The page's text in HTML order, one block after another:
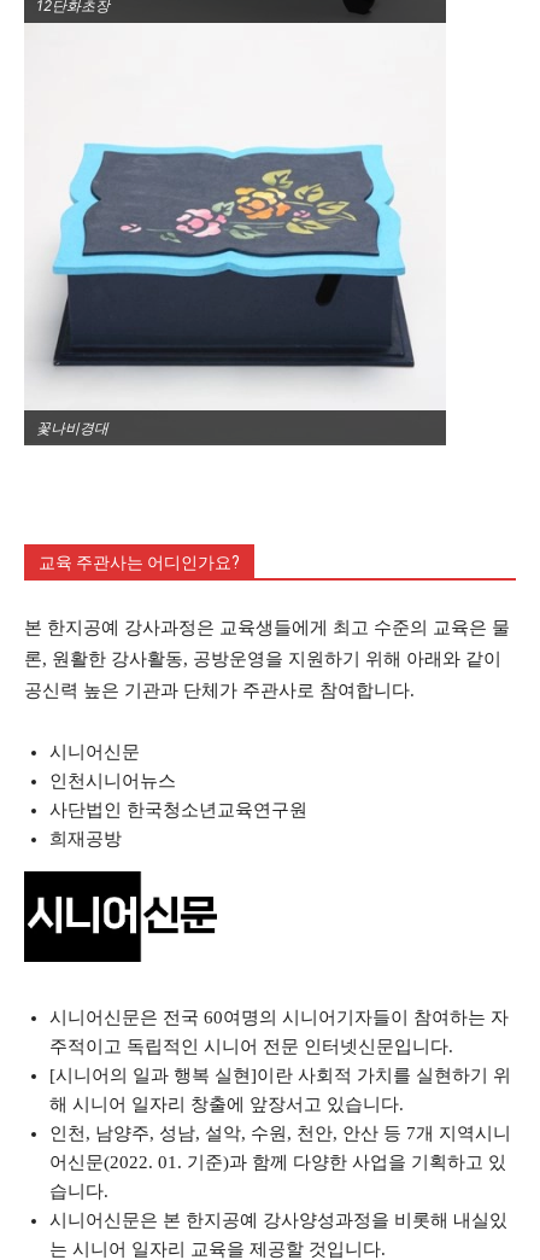
12단화초장
꽃나비경대
교육 주관사는 어디인가요?
본 한지공예 강사과정은 교육생들에게 최고 수준의 교육은 물
론, 원활한 강사활동, 공방운영을 지원하기 위해 아래와 같이
공신력 높은 기관과 단체가 주관사로 참여합니다.
시니어신문
인천시니어뉴스
사단법인 한국청소년교육연구원
희재공방
시니어신문은 전국 60여명의 시니어기자들이 참여하는 자
주적이고 독립적인 시니어 전문 인터넷신문입니다.
[시니어의 일과 행복 실현]이란 사회적 가치를 실현하기 위
해 시니어 일자리 창출에 앞장서고 있습니다.
인천, 남양주, 성남, 설악, 수원, 천안, 안산 등 7개 지역시니
어신문(2022. 01. 기준)과 함께 다양한 사업을 기획하고 있
습니다.
시니어신문은 본 한지공예 강사양성과정을 비롯해 내실있
는 시니어 일자리 교육을 제공할 것입니다.